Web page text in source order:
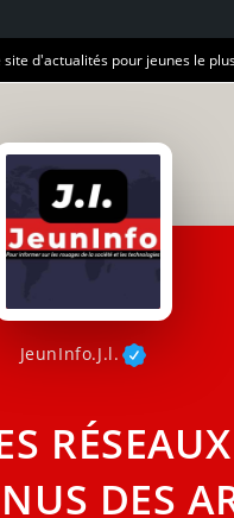
site d'actualités pour jeunes le
JeunInfo.J.l.
DES